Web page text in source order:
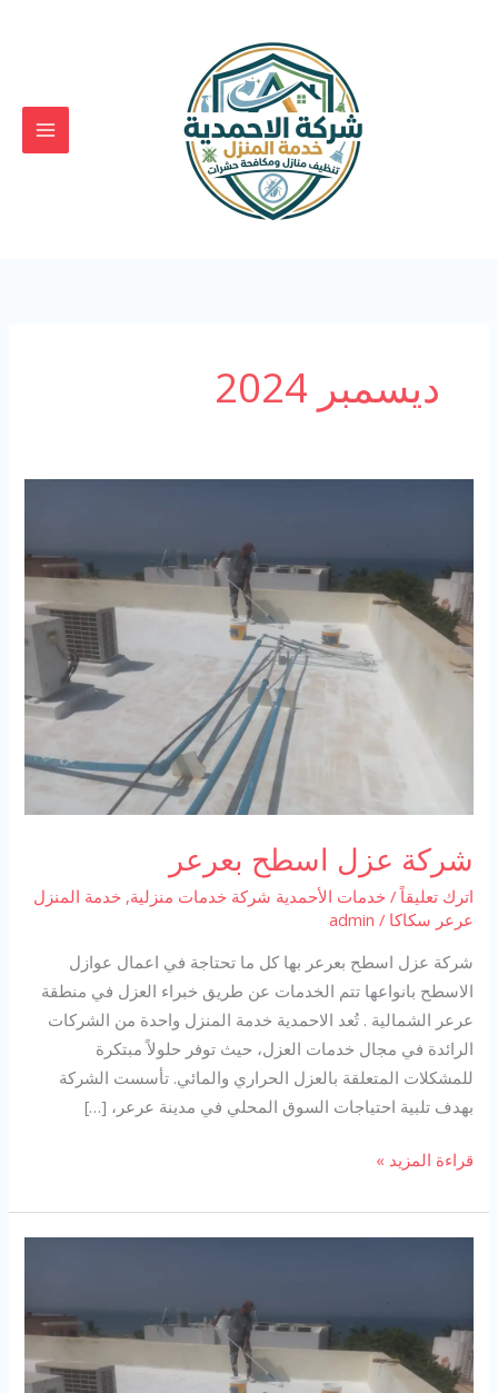
ديسمبر 2024
شركة عزل اسطح بعرعر
اترك تعليقاً / خدمات الأحمدية شركة خدمات منزلية, خدمة المنزل
عرعر سكاكا /
admin
شركة عزل اسطح بعرعر بها كل ما تحتاجة في اعمال عوازل
الاسطح بانواعها تتم الخدمات عن طريق خبراء العزل في منطقة
عرعر الشمالية . تُعد الاحمدية خدمة المنزل واحدة من الشركات
الرائدة في مجال خدمات العزل، حيث توفر حلولاً مبتكرة
للمشكلات المتعلقة بالعزل الحراري والمائي. تأسست الشركة
بهدف تلبية احتياجات السوق المحلي في مدينة عرعر، […]
شركة
اسطح
قراءة المزيد »